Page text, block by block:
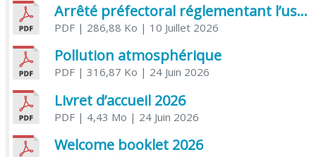
Arrêté préfectoral réglementant l’usage de l’eau
PDF| 286,88 Ko | 10 Juillet 2026
Pollution atmosphérique
PDF| 316,87 Ko | 24 Juin 2026
Livret d’accueil 2026
PDF| 4,43 Mo | 24 Juin 2026
Welcome booklet 2026